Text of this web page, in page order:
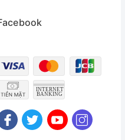
NHẬT TỐT
ÁO UNIQLO NHẬP KHẨU